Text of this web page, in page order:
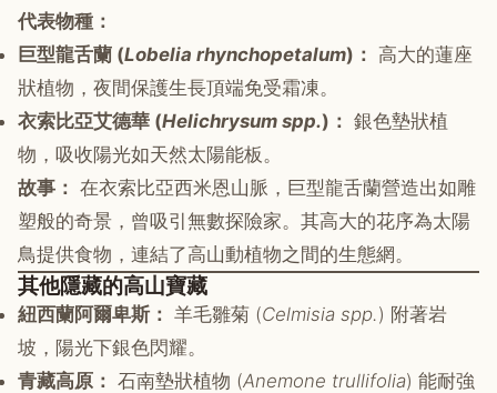
代表物種：
巨型龍舌蘭 (Lobelia rhynchopetalum)： 高大的蓮座
狀植物，夜間保護生長頂端免受霜凍。
衣索比亞艾德華 (Helichrysum spp.)： 銀色墊狀植
物，吸收陽光如天然太陽能板。
故事： 在衣索比亞西米恩山脈，巨型龍舌蘭營造出如雕
塑般的奇景，曾吸引無數探險家。其高大的花序為太陽
鳥提供食物，連結了高山動植物之間的生態網。
其他隱藏的高山寶藏
紐西蘭阿爾卑斯： 羊毛雛菊 (Celmisia spp.) 附著岩
坡，陽光下銀色閃耀。
青藏高原： 石南墊狀植物 (Anemone trullifolia) 能耐強